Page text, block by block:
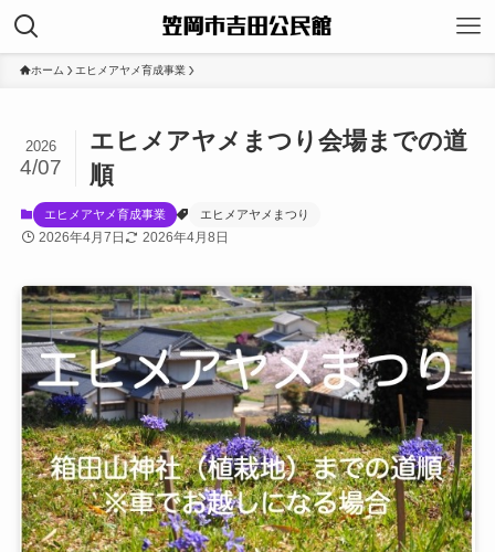
ホーム エヒメアヤメ育成事業
エヒメアヤメまつり会場までの道
順
2026
4/07
エヒメアヤメ育成事業 エヒメアヤメまつり
2026年4月7日 2026年4月8日